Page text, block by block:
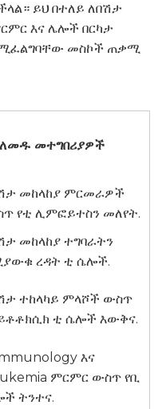
ይህ በተለይ ለበሽታ
እና ሌሎች በርካታ
መስኮች ጠቃሚ
መተግበሪያዎች
መከላከያ ምርመራዎች
የቲ ሊምፎይተስን መለየት.
መከላከያ ተግባራትን
ረዳት ቲ ሴሎች.
ተከላካይ ምላሾች ውስጥ
ቲ ሴሎች እውቅና.
እና
ምርምር ውስጥ የቢ
ትንተና.